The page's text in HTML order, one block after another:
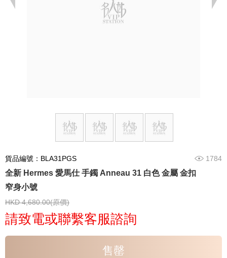
貨品編號：BLA31PGS 1784
全新 Hermes 愛馬仕 手鐲 Anneau 31 白色 金屬 金扣
窄身小號
HKD 4,680.00(原價)
請致電或聯繫客服諮詢
售罄